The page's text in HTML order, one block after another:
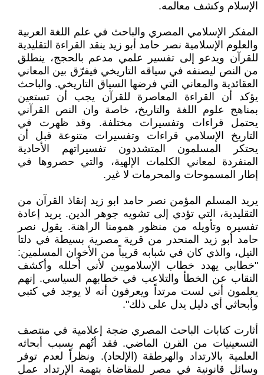
الإسلام وكشف معالمه.
المفكر الإسلامي المصري والباحث في علم اللغة العربية
والعلوم الإسلامية نصر حامد أبو زيد ينقد القراءة التقليدية
للقرآن ويدعو إلى تفسير علمي مدعم بالحجج، ينطلق
من النص ليصنفه في سياقه التاريخي فيفرّق بين المعاني
العقائدية والمعاني التي فرضها السياق التاريخي. والباحث
يؤكد أن القراءة المعاصرة للقرآن يجب أن تستعين
بمناهج علوم اللغة والتاريخ، خاصة وان النص القرآني
يحتمل قراءات وتفسيرات مختلفة. وقد ظهرت في
التاريخ الإسلامي قراءات وتفسيرات متنوعة قبل أن
يحتكر المسلمون المتشددون تفسيراتهم الأحادية
المنفردة لمعاني الكلمات الإلهية، والتي حصروها في
إطار المسموحات والمحرمات لا غير.
يريد المسلم المؤمن نصر حامد ابو زيد إنقاذ القرآن من
التقليدية، التي تؤدي إلى تشويه جوهر الدين. يريد إعادة
تفسيره وتأويله من منظور همومنا الراهنة. يقول نصر
حامد أبو زيد المنحدر من قرية مصرية بسيطة في دلتا
النيل، والذي كان في شبابه قريباً من الأخوان المسلمين:
"خطابي يهدد خطاب الإسلامويين لأني أحلله وأكشف
النقاب عن الخطأ والتلاعب في خطابهم السياسي. إنهم
يعلمون أني لست مرتداً ويعرفون أنه لا يوجد في كتبي
وأبحاثي أي دليل يدل على ذلك".
أثارت كتابات الباحث المصري ضجة إعلامية في منتصف
التسعينيات من القرن الماضي. فقد أتُهم بسبب أبحاثه
العلمية بالارتداد والهرطقة (الإلحاد). ونظراً لعدم توفر
وسائل قانونية في مصر للمقاضاة بتهمة الإرتداد عمل